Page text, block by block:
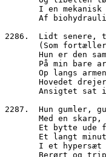
I en
Af
2286.  Lidt senere,
(Som
Hun er den
På min
Op langs
Hovedet
Ansigtet
2287.  Hun gumler,
Med en
Et bytte
Et langt
I et
Berørt og